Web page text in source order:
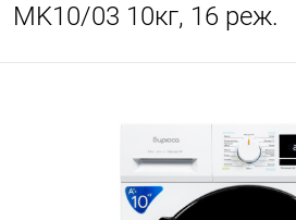
MK10/03 10кг, 16 реж.